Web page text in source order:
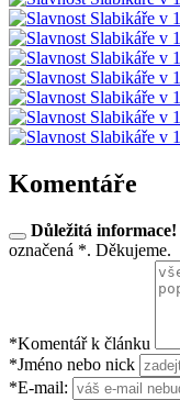
Komentáře
Důležitá informace!
označená *. Děkujeme.
*Komentář k článku
*Jméno nebo nick
*E-mail: